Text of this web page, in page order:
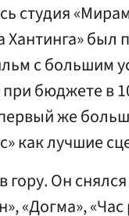
студия
был
с большим
бюджете в
же
как лучшие
Он снялся
«Догма»,